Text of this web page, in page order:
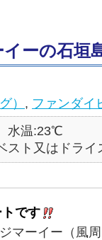
ーの石垣
） , ファンダイ
水温:23℃
スト又はドライ
です
マーイー（風